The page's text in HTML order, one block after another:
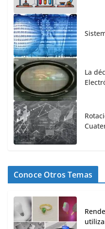
La
Conoce Otros Temas